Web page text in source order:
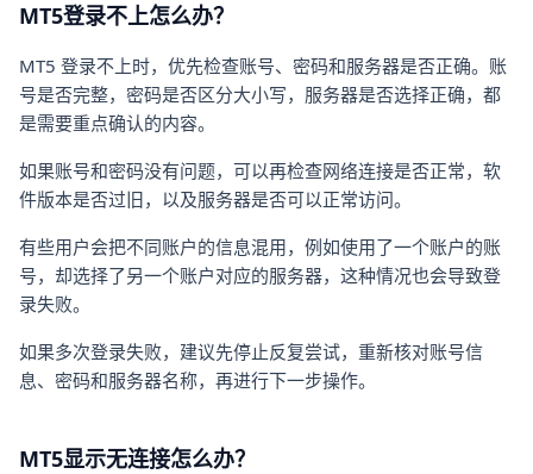
MT5登录不上怎么办？
MT5 登录不上时，优先检查账号、密码和服务器是否正确。账
号是否完整，密码是否区分大小写，服务器是否选择正确，都
是需要重点确认的内容。
如果账号和密码没有问题，可以再检查网络连接是否正常，软
件版本是否过旧，以及服务器是否可以正常访问。
有些用户会把不同账户的信息混用，例如使用了一个账户的账
号，却选择了另一个账户对应的服务器，这种情况也会导致登
录失败。
如果多次登录失败，建议先停止反复尝试，重新核对账号信
息、密码和服务器名称，再进行下一步操作。
MT5显示无连接怎么办？